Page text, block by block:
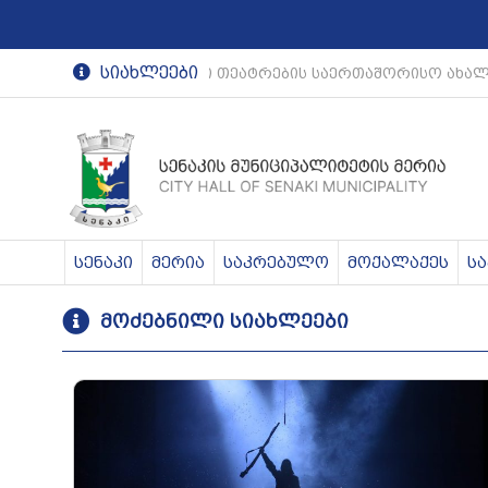
სიახლეები
რეგიონული თეატრების საერთაშორისო
სენაკი მერია საკრებულო მოქალაქეს
მოძებნილი სიახლეები